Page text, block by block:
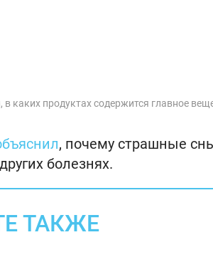
в каких продуктах содержится главное
, почему страшные
болезнях.
ТАКЖЕ